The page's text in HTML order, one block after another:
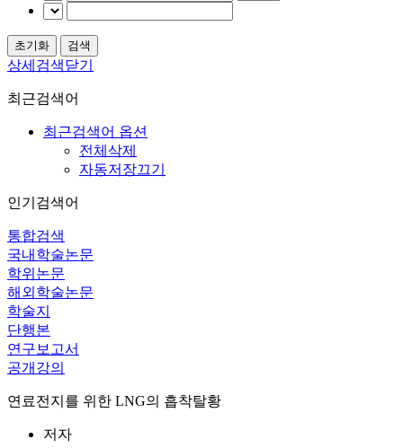
상세검색닫기
최근검색어
최근검색어 옵션
전체삭제
자동저장끄기
인기검색어
통합검색
국내학술논문
학위논문
해외학술논문
학술지
단행본
연구보고서
공개강의
연료전지를 위한 LNG의 흡착탈황
저자